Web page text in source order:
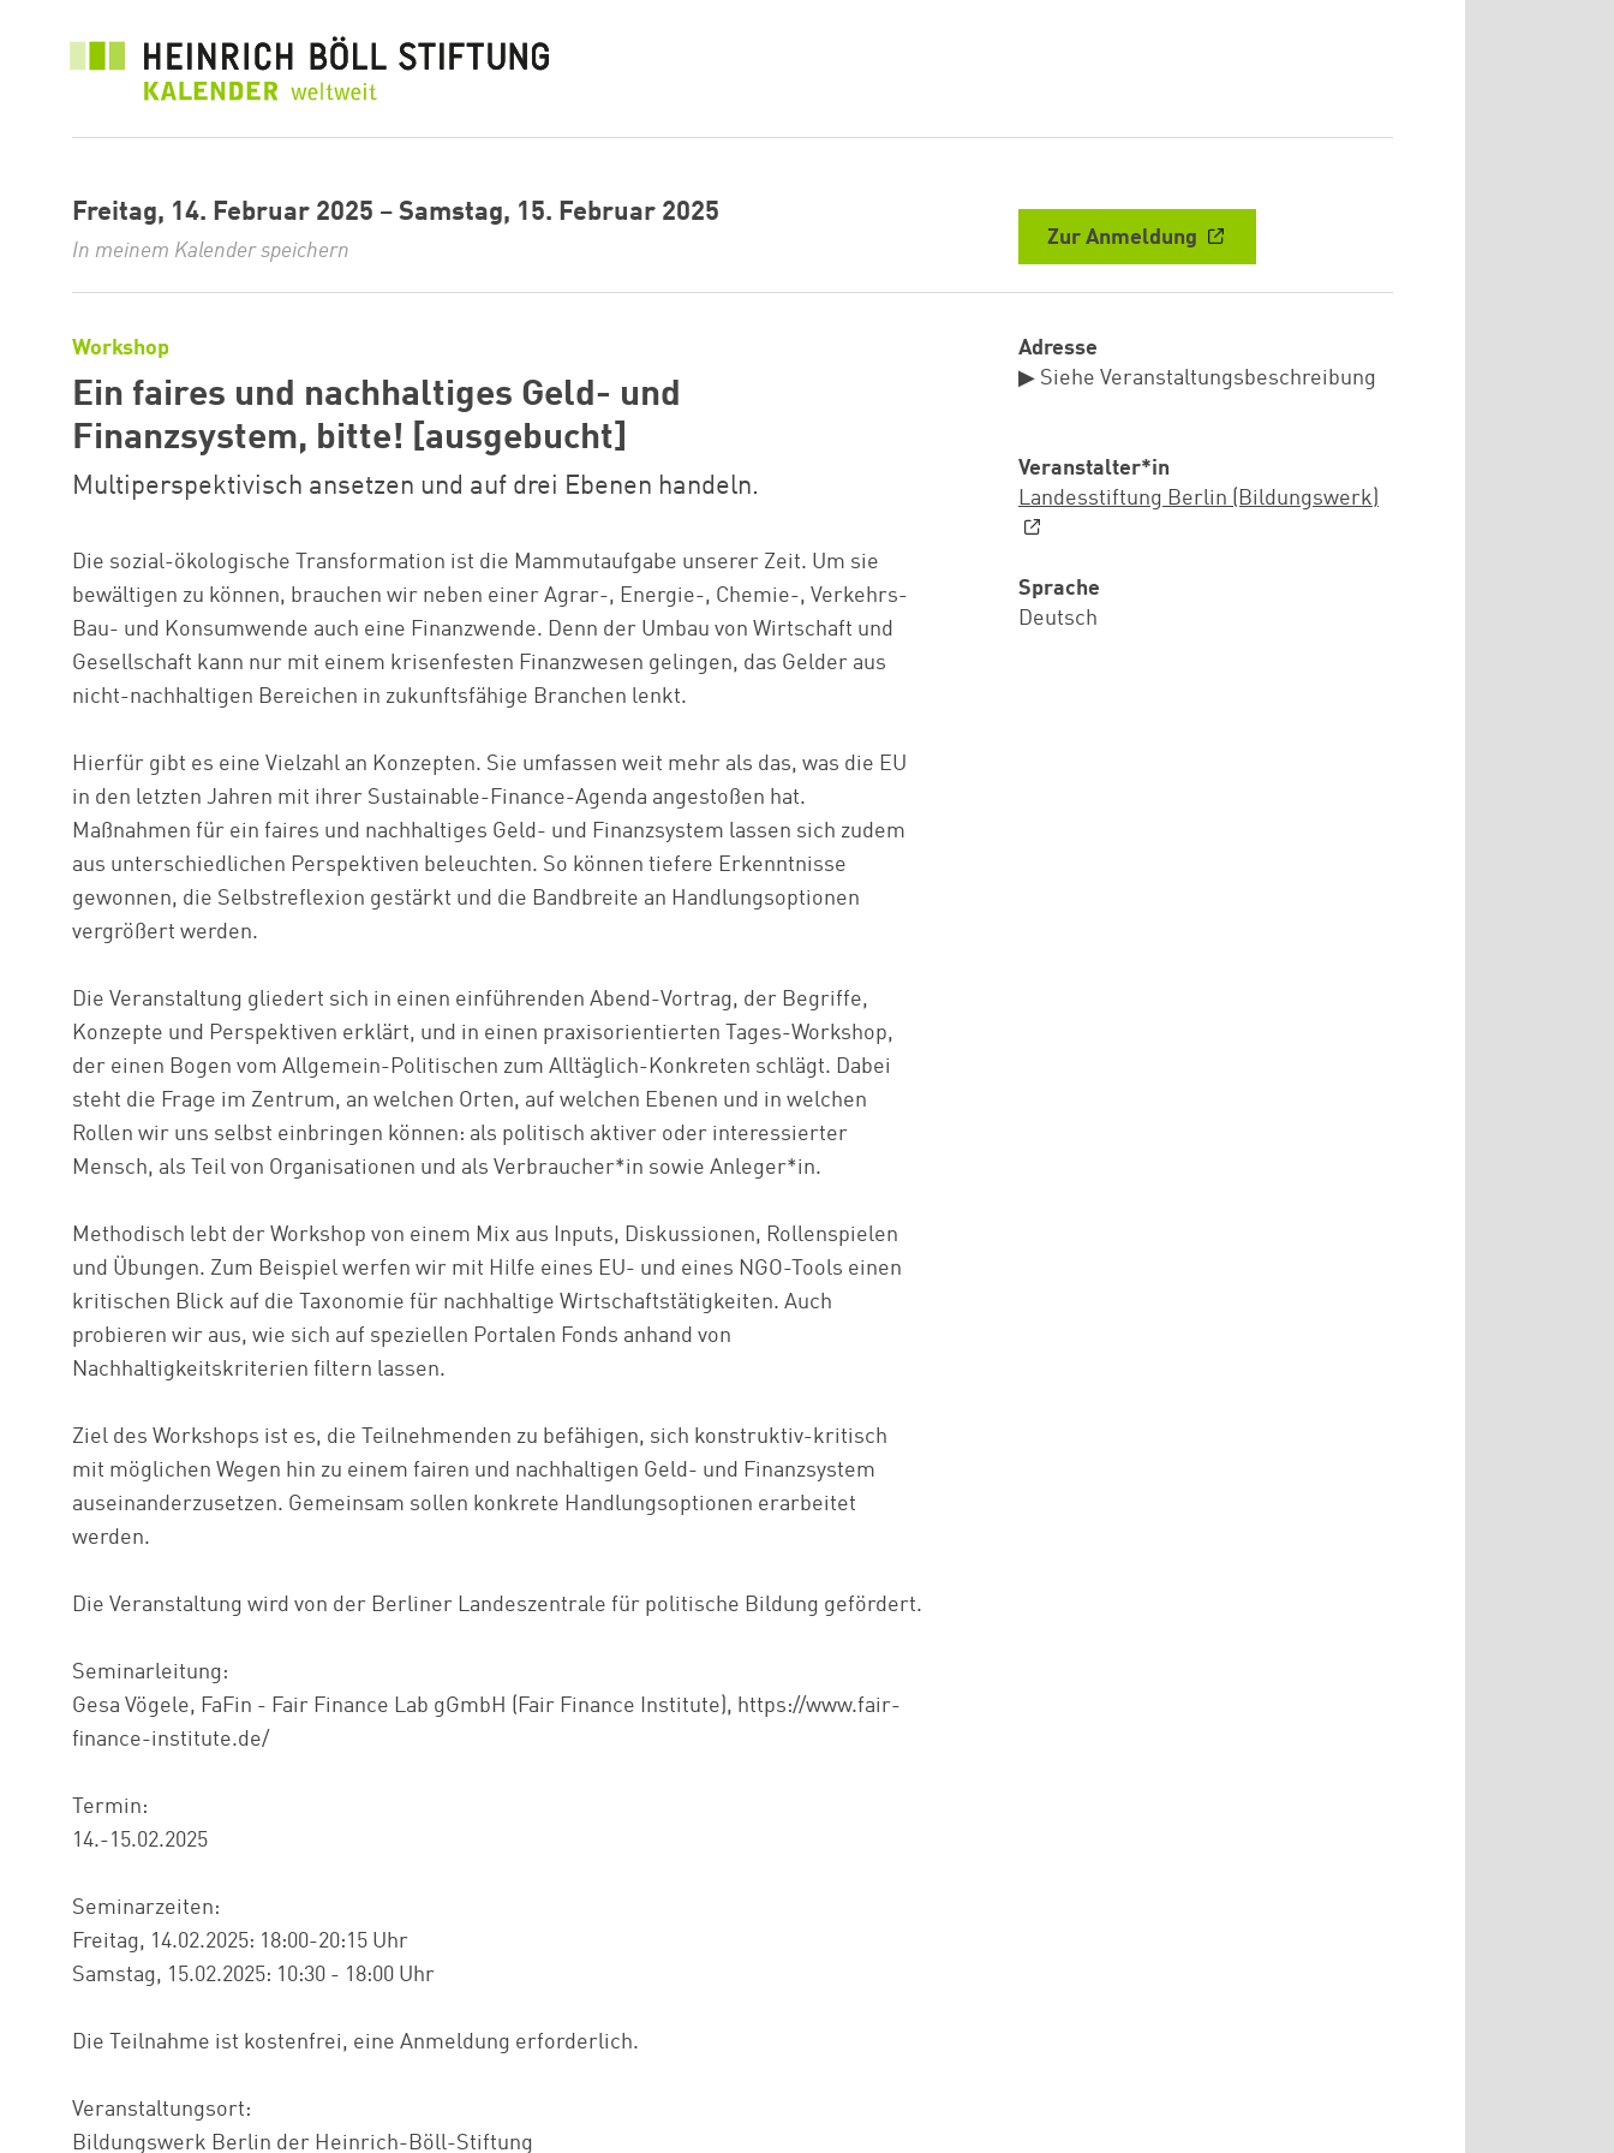
Freitag, 14. Februar 2025 – Samstag, 15. Februar 2025
In meinem Kalender speichern
Zur Anmeldung
Workshop
Ein faires und nachhaltiges Geld- und
Finanzsystem, bitte! [ausgebucht]
Multiperspektivisch ansetzen und auf drei Ebenen handeln.
Die sozial-ökologische Transformation ist die Mammutaufgabe unserer Zeit. Um sie
bewältigen zu können, brauchen wir neben einer Agrar-, Energie-, Chemie-, Verkehrs-
Bau- und Konsumwende auch eine Finanzwende. Denn der Umbau von Wirtschaft und
Gesellschaft kann nur mit einem krisenfesten Finanzwesen gelingen, das Gelder aus
nicht-nachhaltigen Bereichen in zukunftsfähige Branchen lenkt.
Hierfür gibt es eine Vielzahl an Konzepten. Sie umfassen weit mehr als das, was die EU
in den letzten Jahren mit ihrer Sustainable-Finance-Agenda angestoßen hat.
Maßnahmen für ein faires und nachhaltiges Geld- und Finanzsystem lassen sich zudem
aus unterschiedlichen Perspektiven beleuchten. So können tiefere Erkenntnisse
gewonnen, die Selbstreflexion gestärkt und die Bandbreite an Handlungsoptionen
vergrößert werden.
Die Veranstaltung gliedert sich in einen einführenden Abend-Vortrag, der Begriffe,
Konzepte und Perspektiven erklärt, und in einen praxisorientierten Tages-Workshop,
der einen Bogen vom Allgemein-Politischen zum Alltäglich-Konkreten schlägt. Dabei
steht die Frage im Zentrum, an welchen Orten, auf welchen Ebenen und in welchen
Rollen wir uns selbst einbringen können: als politisch aktiver oder interessierter
Mensch, als Teil von Organisationen und als Verbraucher*in sowie Anleger*in.
Methodisch lebt der Workshop von einem Mix aus Inputs, Diskussionen, Rollenspielen
und Übungen. Zum Beispiel werfen wir mit Hilfe eines EU- und eines NGO-Tools einen
kritischen Blick auf die Taxonomie für nachhaltige Wirtschaftstätigkeiten. Auch
probieren wir aus, wie sich auf speziellen Portalen Fonds anhand von
Nachhaltigkeitskriterien filtern lassen.
Ziel des Workshops ist es, die Teilnehmenden zu befähigen, sich konstruktiv-kritisch
mit möglichen Wegen hin zu einem fairen und nachhaltigen Geld- und Finanzsystem
auseinanderzusetzen. Gemeinsam sollen konkrete Handlungsoptionen erarbeitet
werden.
Die Veranstaltung wird von der Berliner Landeszentrale für politische Bildung gefördert.
Seminarleitung:
Gesa Vögele, FaFin - Fair Finance Lab gGmbH (Fair Finance Institute), https://www.fair-
finance-institute.de/
Termin:
14.-15.02.2025
Seminarzeiten:
Freitag, 14.02.2025: 18:00-20:15 Uhr
Samstag, 15.02.2025: 10:30 - 18:00 Uhr
Die Teilnahme ist kostenfrei, eine Anmeldung erforderlich.
Veranstaltungsort:
Bildungswerk Berlin der Heinrich-Böll-Stiftung
Adresse
▶ Siehe Veranstaltungsbeschreibung
Veranstalter*in
Landesstiftung Berlin (Bildungswerk)
Sprache
Deutsch